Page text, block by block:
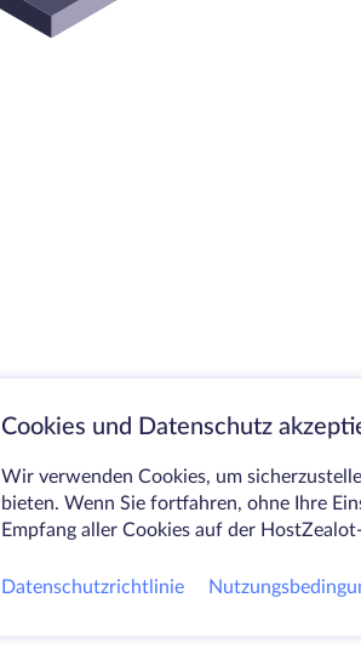
Cookies und Datenschutz
Wir verwenden Cookies, um
bieten. Wenn Sie fortfahren, ohne Ihre
Empfang aller Cookies auf der
Datenschutzrichtlinie